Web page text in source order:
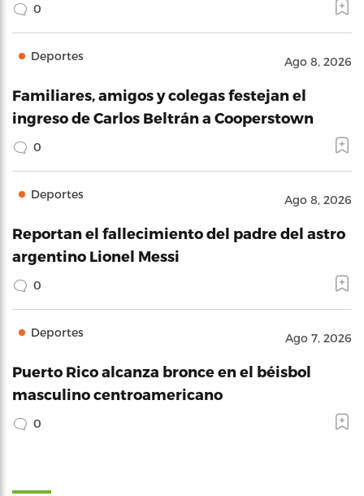
0
Deportes Ago 8, 2026
Familiares, amigos y colegas festejan el
ingreso de Carlos Beltrán a Cooperstown
0
Deportes Ago 8, 2026
Reportan el fallecimiento del padre del astro
argentino Lionel Messi
0
Deportes Ago 7, 2026
Puerto Rico alcanza bronce en el béisbol
masculino centroamericano
0